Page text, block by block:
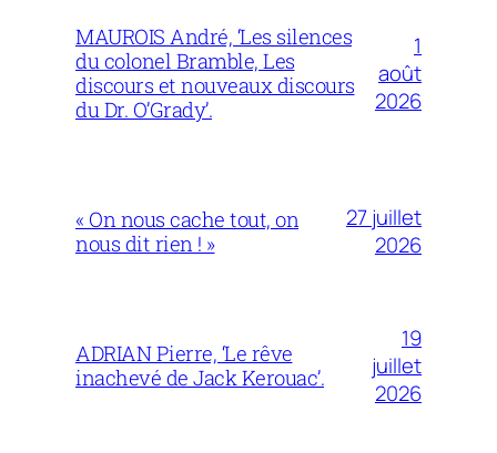
MAUROIS André, ‘Les silences
du colonel Bramble, Les
discours et nouveaux discours
du Dr. O’Grady’.
1
août
2026
« On nous cache tout, on
nous dit rien ! »
27 juillet
2026
ADRIAN Pierre, ‘Le rêve
inachevé de Jack Kerouac’.
19
juillet
2026